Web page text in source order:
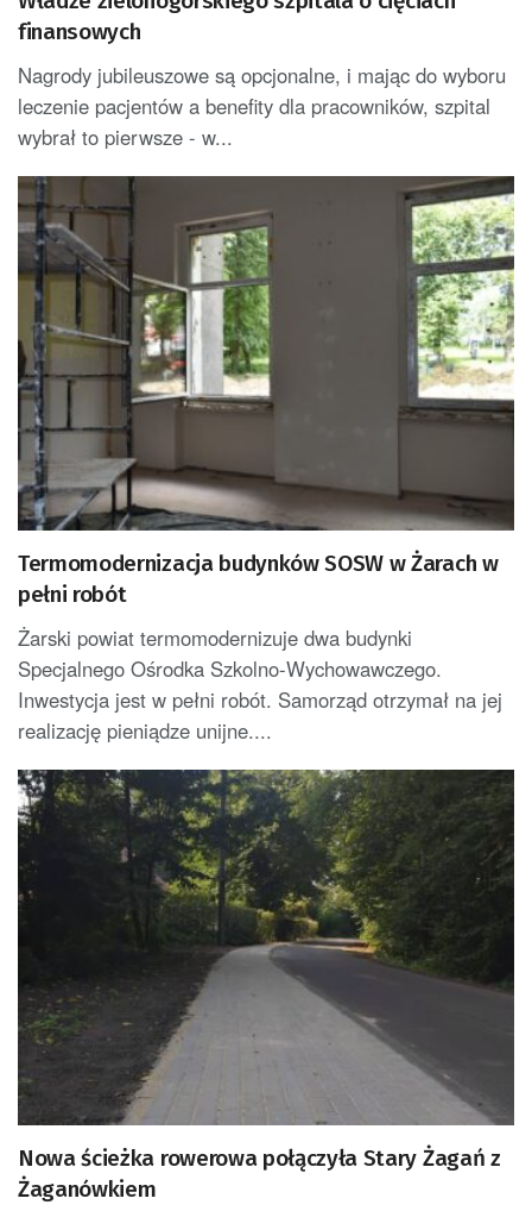
finansowych
Nagrody jubileuszowe są opcjonalne, i mając do wyboru
leczenie pacjentów a benefity dla pracowników, szpital
wybrał to pierwsze - w...
Termomodernizacja budynków SOSW w Żarach w
pełni robót
Żarski powiat termomodernizuje dwa budynki
Specjalnego Ośrodka Szkolno-Wychowawczego.
Inwestycja jest w pełni robót. Samorząd otrzymał na jej
realizację pieniądze unijne....
Nowa ścieżka rowerowa połączyła Stary Żagań z
Żaganówkiem